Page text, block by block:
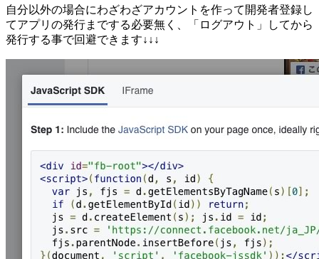
自分以外の場合にわざわざアカウントを作って開発者登録し
てアプリの発行までする必要無く、「ログアウト」してから
発行する事で回避できます↓↓↓